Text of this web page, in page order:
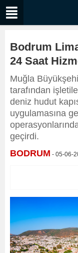
Bodrum
24 Saat
Muğla
tarafından
deniz hudut
uygulamasına
geçirdi.
BODRUM - 05-06-